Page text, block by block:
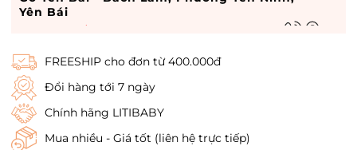
Yên Bái
Hết hàng
Go hà nam - 449 Điện Biên Phủ, Phường Lam
Hạ, Hà Nam
Tình trạng:Hết hàng
Vin Dĩ An - Vin Dĩ An, Phường Quang Trung,
Hà Nội
Tình trạng:Hết hàng
FREESHIP cho đơn từ 400.000đ
Đổi hàng tới 7 ngày
Chính hãng LITIBABY
Mua nhiều - Giá tốt (liên hệ trực tiếp)